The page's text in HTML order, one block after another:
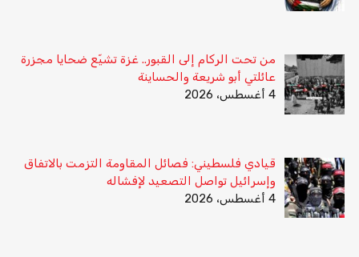
من تحت الركام إلى القبور.. غزة تشيّع ضحايا مجزرة
عائلتي أبو شريعة والحساينة
4 أغسطس، 2026
قيادي فلسطيني: فصائل المقاومة التزمت بالاتفاق
وإسرائيل تواصل التصعيد لإفشاله
4 أغسطس، 2026